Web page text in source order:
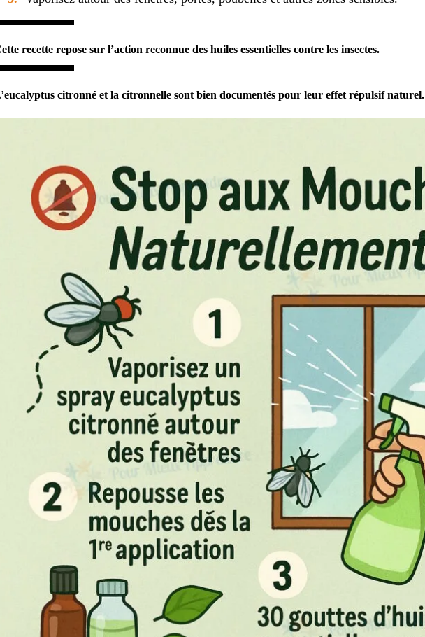
recette repose sur l’action reconnue des huiles essentielles contre les insectes.
citronné et la citronnelle sont bien documentés pour leur effet répulsif naturel.